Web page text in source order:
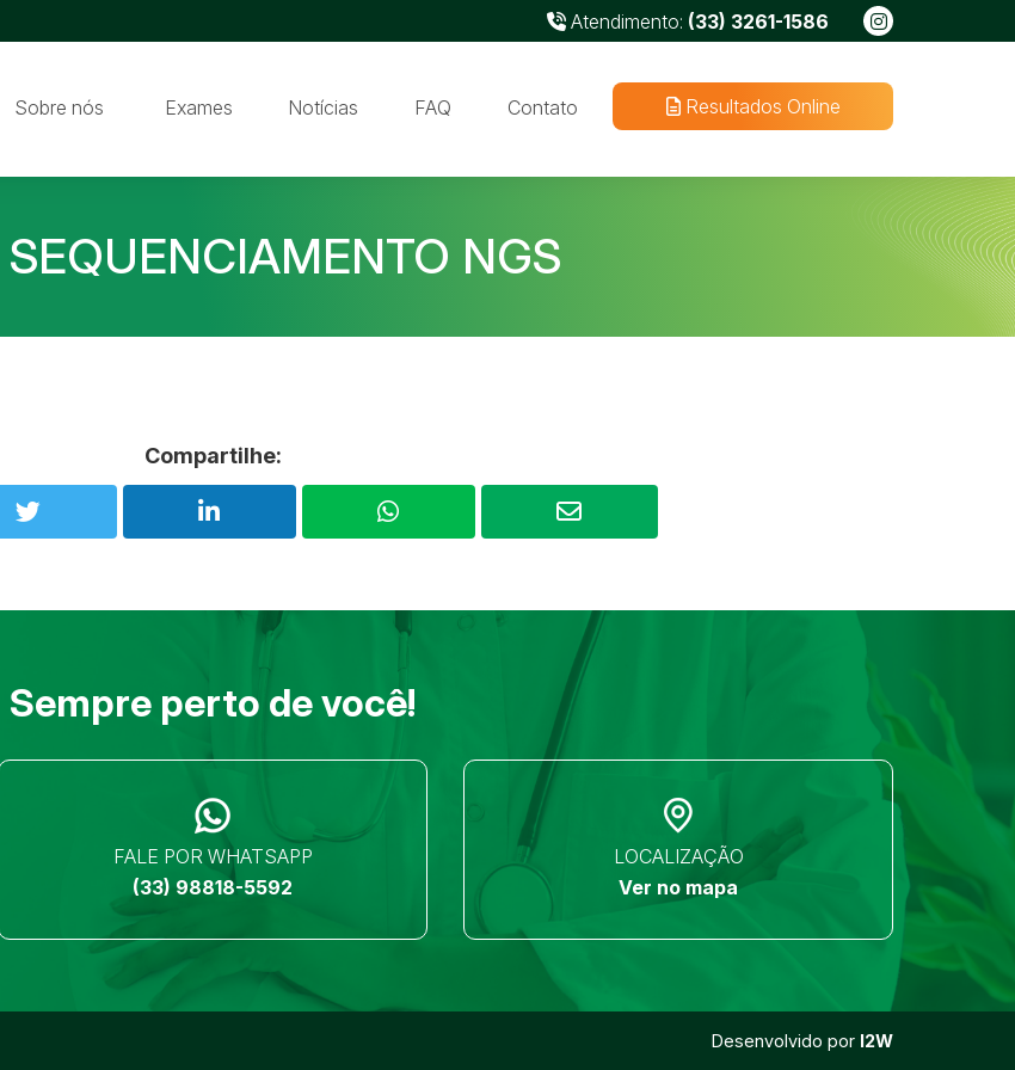
Atendimento: (33) 3261-1586
Sobre nós Exames Notícias FAQ Contato Resultados Online
NGS
Compartilhe:
Sempre perto de você!
FALE POR WHATSAPP
(33) 98818-5592
LOCALIZAÇÃO
Ver no mapa
Desenvolvido por I2W